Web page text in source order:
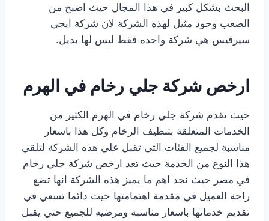
البحث بشكل كبير في هذا المجال حيث اصبح من
الصعب وجود مثيل لهذه الشركة لان شركة ايجي
سيرفيس هي شركة واحده فقط ليس لها بديل.
ارخص شركة جلي رخام في الهرم
حيث تقدم شركة جلي رخام في الهرم الكثير من
الخدمات المتعلقة بتنظيف الرخام وكل هذا باسعار
مناسبة لجميع الفئات التي تقبل علي هذه الشركة لتلقي
هذا النوع من الخدمة حيث تعد ارخص شركة جلي رخام
في مصر حيث نجد اهم ما يميز هذه الشركة انها تضع
راحة العميل في مقدمة اهتمامتها حيث دائما تسعي في
تقديم خدماتها باسعار مناسبة ومرضيه للجميع حتي يقبل